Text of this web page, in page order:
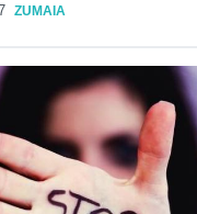
ZUMAIA